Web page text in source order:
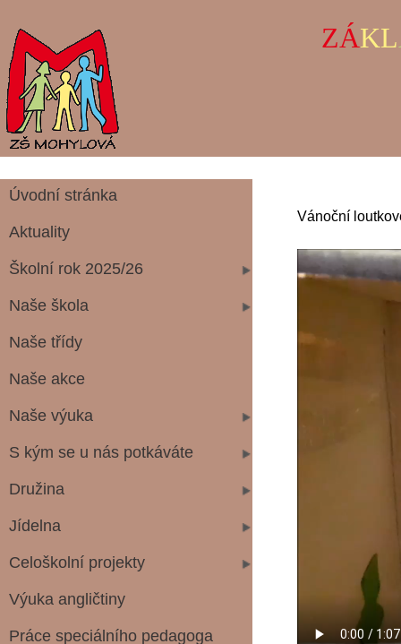
ZÁKL
Úvodní stránka
Aktuality
Školní rok 2025/26
Naše škola
Naše třídy
Naše akce
Naše výuka
S kým se u nás potkáváte
Družina
Jídelna
Celoškolní projekty
Výuka angličtiny
Práce speciálního pedagoga
Vánoční